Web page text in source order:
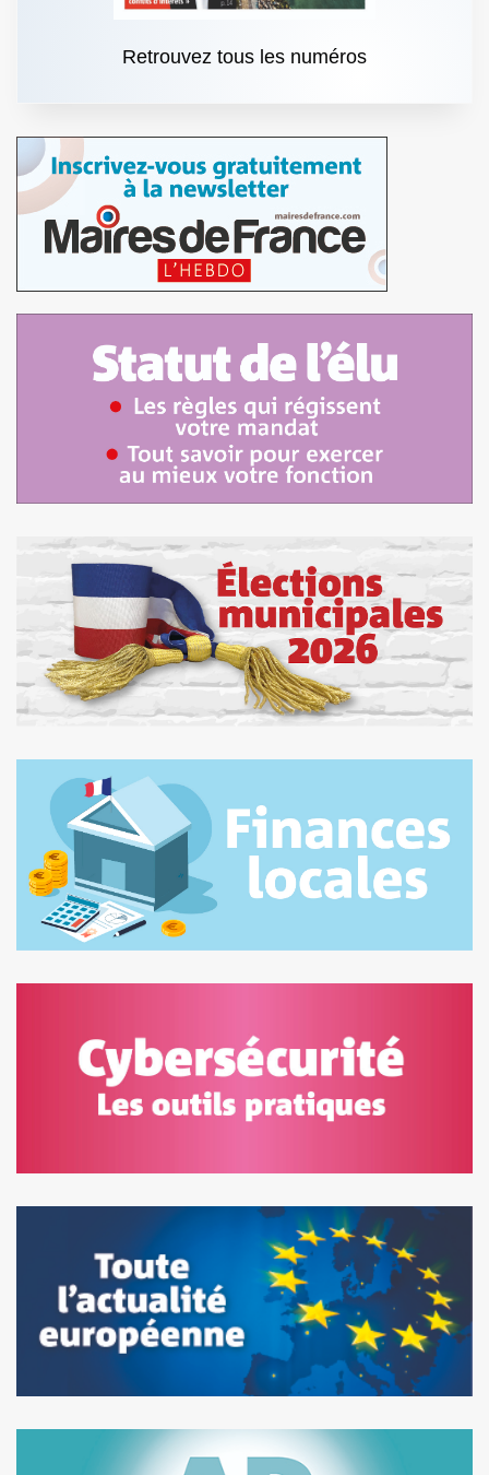
Retrouvez tous les numéros